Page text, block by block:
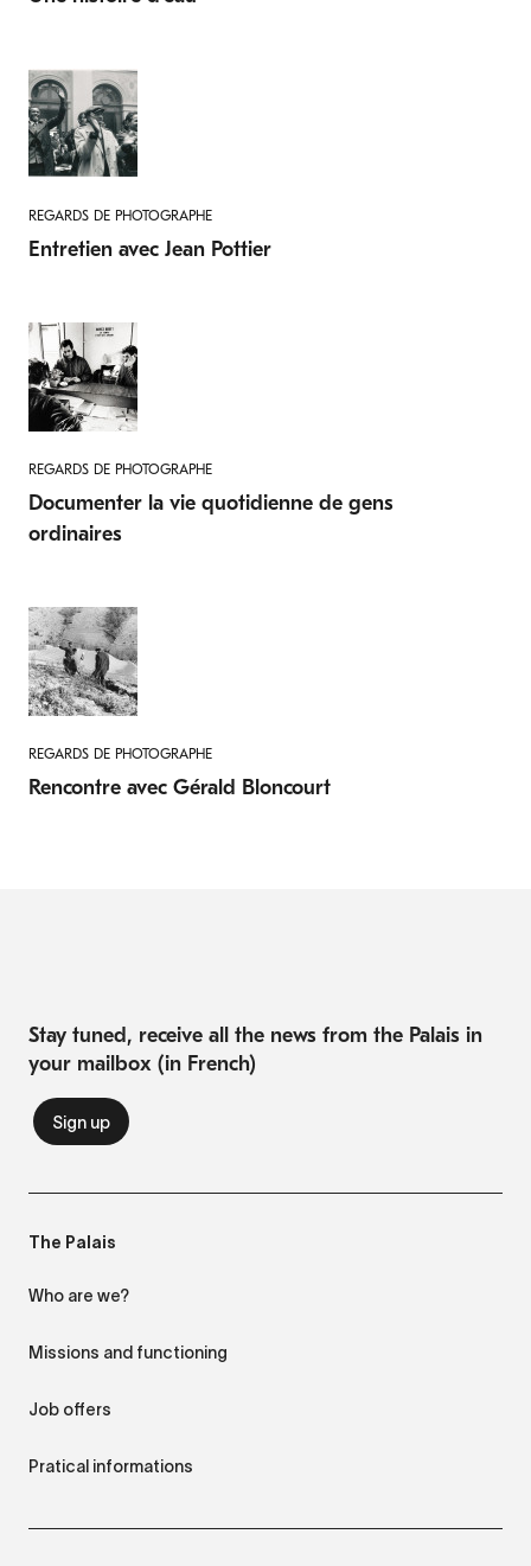
REGARDS DE PHOTOGRAPHE
Entretien avec Jean Pottier
REGARDS DE PHOTOGRAPHE
Documenter la vie quotidienne de gens
ordinaires
REGARDS DE PHOTOGRAPHE
Rencontre avec Gérald Bloncourt
Stay tuned, receive all the news from the Palais in
your mailbox (in French)
The Palais
Who are we?
Missions and functioning
Job offers
Pratical informations